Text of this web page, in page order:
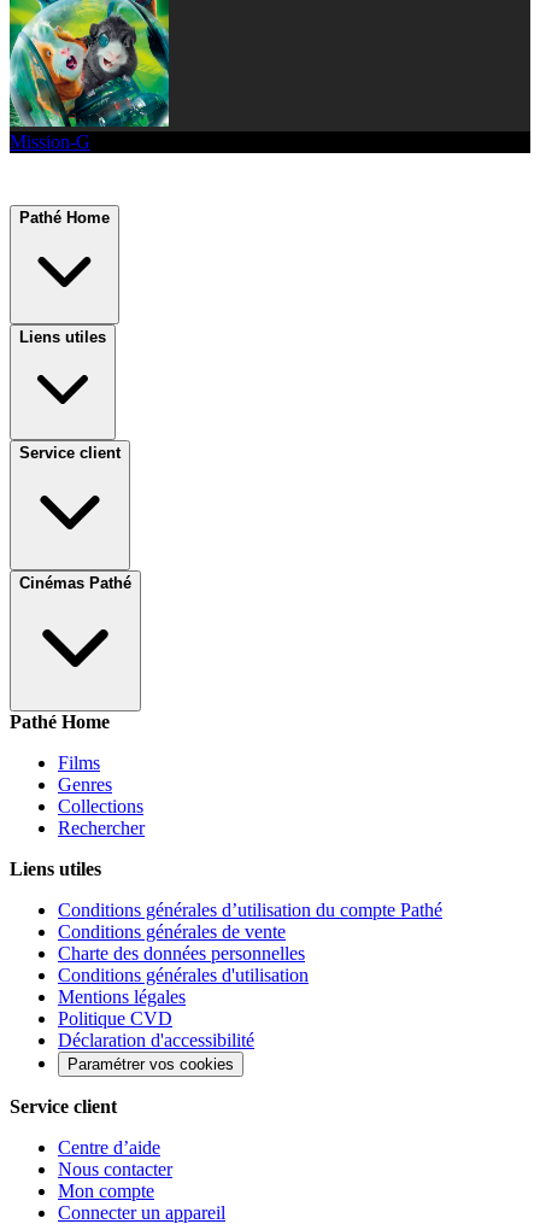
Mission-G
Pathé Home
Liens utiles
Service client
Cinémas Pathé
Pathé Home
Films
Genres
Collections
Rechercher
Liens utiles
Conditions générales d’utilisation du compte Pathé
Conditions générales de vente
Charte des données personnelles
Conditions générales d'utilisation
Mentions légales
Politique CVD
Déclaration d'accessibilité
Paramétrer vos cookies
Service client
Centre d’aide
Nous contacter
Mon compte
Connecter un appareil